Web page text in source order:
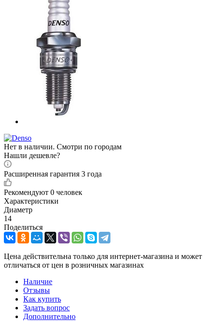
Нет в наличии. Смотри по городам
Нашли дешевле?
Расширенная гарантия 3 года
Рекомендуют 0 человек
Характеристики
Диаметр
14
Поделиться
Цена действительна только для интернет-магазина и может
отличаться от цен в розничных магазинах
Наличие
Отзывы
Как купить
Задать вопрос
Дополнительно